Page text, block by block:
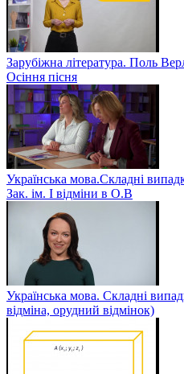
Зарубіжна література. Поль
Осіння пісня
Українська мова.Складні
Зак. ім. І відміни в О.В
Українська мова. Складні
відміна, орудний відмінок)